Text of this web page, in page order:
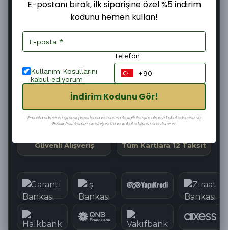
Sipariş ver
Teslim edilir
Kargoya Teslim Edilmesine 26:06:56
Hızlı Kargo Kolay İade
Güvenli Alışveriş Tüm Kartlara 12 Taksit
E-postanı bırak, ilk siparişine özel %5 indirim
kodunu hemen kullan!
Kullanım Koşullarını
kabul ediyorum
Telefon
İndirim Kodunu Gör!
E-posta adresinizi girerek pazarlama ve tanıtım ile ilgili iletişim almayı kabul edersiniz ve
Gizlilik Politikamızı okuduğunuzu ve kabul ettiğinizi onaylarsınız.